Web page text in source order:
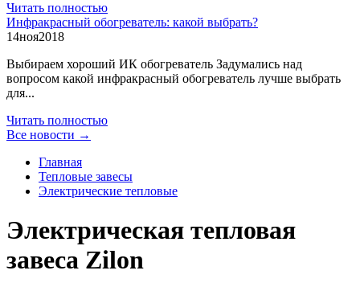
Читать полностью
Инфракрасный обогреватель: какой выбрать?
14ноя2018
Выбираем хороший ИК обогреватель Задумались над
вопросом какой инфракрасный обогреватель лучше выбрать
для...
Читать полностью
Все новости →
Главная
Тепловые завесы
Электрические тепловые
Электрическая тепловая
завеса Zilon